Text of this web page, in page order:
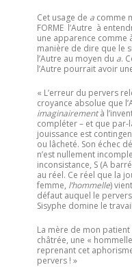
Cet usage de a comme
FORME l’Autre à
une apparence comme
manière de dire que le
l’Autre au moyen du a.
l’Autre pourrait avoir
« L’erreur du pervers
croyance absolue que
imaginairementà
compléter – et que
jouissance est
ou lâcheté. Son échec
n’est nullement
inconsistance, S (A
au réel. Ce réel que la
femme, l’hommelle)
défaut auquel le
Sisyphe domine le
La mère de mon
châtrée, une «
reprenant cet
pervers ! »